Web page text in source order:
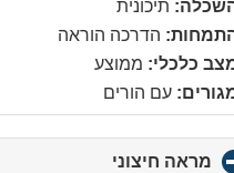
תיכונית
הדרכה הוראה
כלכלי: ממוצע
עם הורים
מראה חיצוני